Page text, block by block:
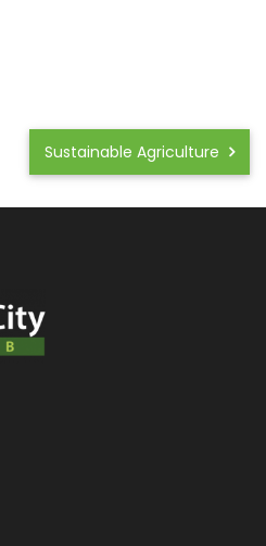
Sustainable Agriculture